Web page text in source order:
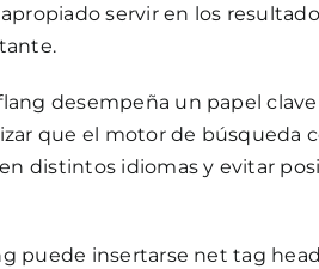
servir en los
desempeña un papel
que el motor de búsqueda
distintos idiomas y evitar
puede insertarse net tag